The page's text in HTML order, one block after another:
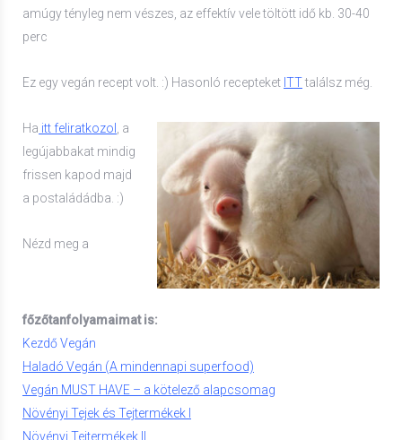
amúgy tényleg nem vészes, az effektív vele töltött idő kb. 30-40
perc
Ez egy vegán recept volt. :) Hasonló recepteket ITTtalálsz még.
Ha itt feliratkozol
, a
legújabbakat mindig
frissen kapod majd
a postaládádba. :)
Nézd meg a
főzőtanfolyamaimat is:
Kezdő Vegán
Haladó Vegán (A mindennapi superfood)
Vegán MUST HAVE – a kötelező alapcsomag
Növényi Tejek és Tejtermékek I
Növényi Tejtermékek II